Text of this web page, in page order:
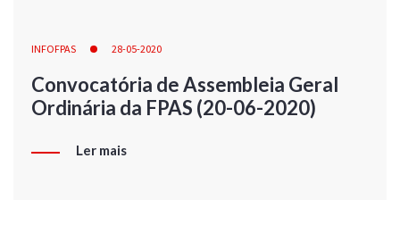
INFOFPAS 28-05-2020
Convocatória de Assembleia Geral
Ordinária da FPAS (20-06-2020)
Ler mais